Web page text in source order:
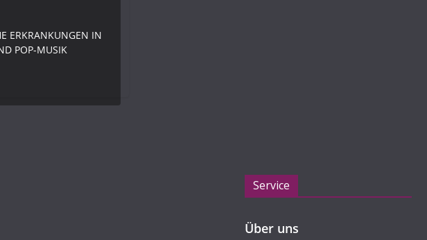
ERKRANKUNGEN IN
POP-MUSIK
Service
Über uns